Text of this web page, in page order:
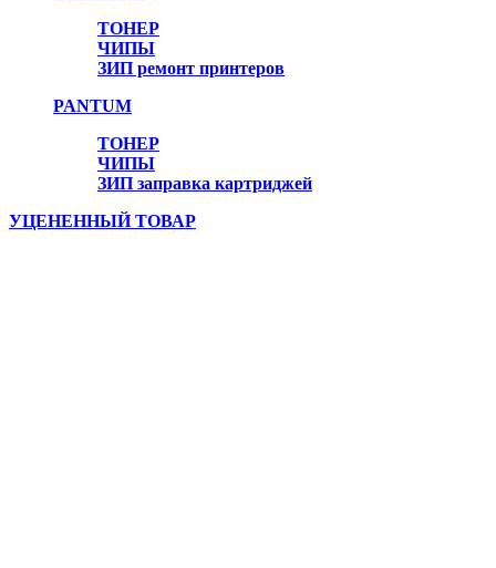
ТОНЕР
ЧИПЫ
ЗИП ремонт принтеров
PANTUM
ТОНЕР
ЧИПЫ
ЗИП заправка картриджей
УЦЕНЕННЫЙ ТОВАР